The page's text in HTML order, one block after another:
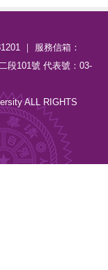
｜ 服務信箱：
段101號 代表號：03-
ALL RIGHTS